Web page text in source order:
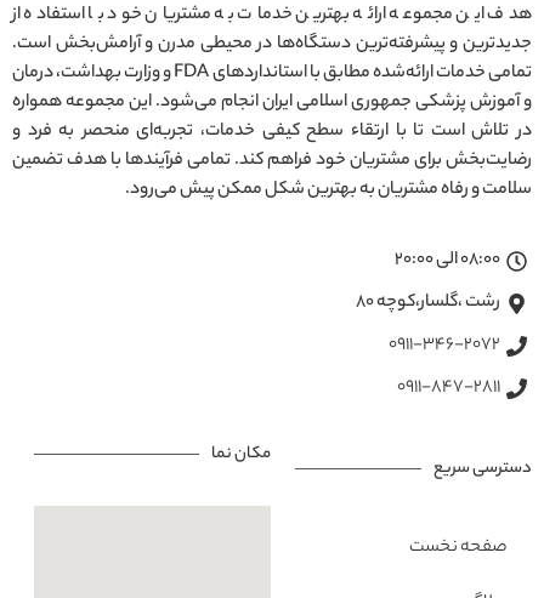
هدف این مجموعه ارائه بهترین خدمات به مشتریان خود با استفاده از
جدیدترین و پیشرفته‌ترین دستگاه‌ها در محیطی مدرن و آرامش‌بخش است.
تمامی خدمات ارائه‌شده مطابق با استانداردهای FDA و وزارت بهداشت، درمان
و آموزش پزشکی جمهوری اسلامی ایران انجام می‌شود. این مجموعه همواره
در تلاش است تا با ارتقاء سطح کیفی خدمات، تجربه‌ای منحصر به فرد و
رضایت‌بخش برای مشتریان خود فراهم کند. تمامی فرآیندها با هدف تضمین
سلامت و رفاه مشتریان به بهترین شکل ممکن پیش می‌رود.
08:00 الی 20:00
رشت ،گلسار،کوچه ۸۰
0911-346-2072
0911-847-2811
دسترسی سریع
صفحه نخست
مکان نما